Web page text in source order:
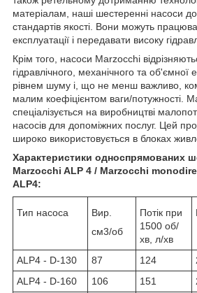
матеріалам, наші шестеренні насоси
стандартів якості. Вони можуть
експлуатації і передавати високу
Крім того, насоси Marzocchi
гідравлічного, механічного та об'ємної
рівнем шуму і, що не менш важливо,
малим коефіцієнтом ваги/потужності.
спеціалізується на виробництві
насосів для допоміжних послуг. Цей
широко використовується в блоках
Характеристики односпрямованих
Marzocchi ALP 4 / Marzocchi
ALP4:
Тип насоса
Вир.
см3/об
Потік при
1500 об/
хв, л/хв
ALP4 - D-130 87 124
ALP4 - D-160
106 151